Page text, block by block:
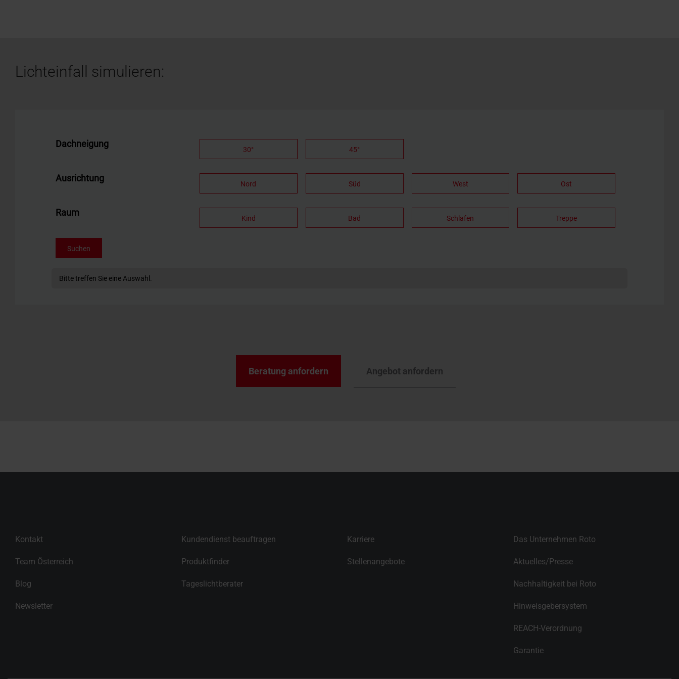
Lichteinfall simulieren:
Beratung anfordern Angebot anfordern
Kontakt
Team Österreich
Blog
Newsletter
Kundendienst beauftragen
Produktfinder
Tageslichtberater
Karriere
Stellenangebote
Das Unternehmen Roto
Aktuelles/Presse
Nachhaltigkeit bei Roto
Hinweisgebersystem
REACH-Verordnung
Garantie